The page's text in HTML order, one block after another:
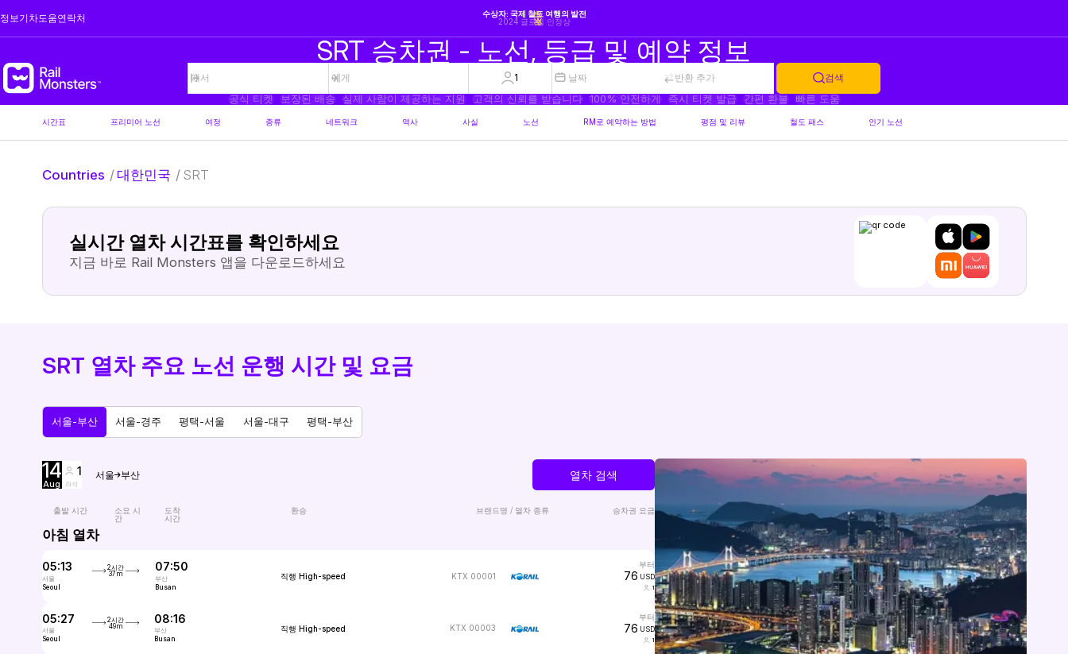
정보 기차도움연락처
수상자: 국제 철도 여행의 발전
2024 글로벌 인정상
SRT 승차권 - 노선, 등급 및 예약 정보
1 날짜 반환 추가
검색
공식 티켓
보장된 배송 실제 사람이 제공하는 지원 고객의 신뢰를 받습니다 100% 안전하게 즉시 티켓 발급 간편 환불 빠른 도움
시간표 프리미어 노선 여정 종류 네트워크 역사 사실 노선 RM로 예약하는 방법 평점 및 리뷰 철도 패스 인기 노선
Countries /대한민국 / SRT
실시간 열차 시간표를 확인하세요
지금 바로 Rail Monsters 앱을 다운로드하세요
SRT 열차 주요 노선 운행 시간 및 요금
서울-부산 서울-경주 평택-서울 서울-대구 평택-부산
14
Aug
1
좌석
서울 부산 열차 검색
출발 시간
소요 시
간
도착
시간
환승 브랜드명 / 열차 종류 승차권 요금
아침 열차
05:13
서울
Seoul
2시간
37m
07:50
부산
Busan
직행 High-speed KTX 00001
부터
76 USD
1
05:27
서울
Seoul
2시간
49m
08:16
부산
Busan
직행 High-speed KTX 00003
부터
76 USD
1